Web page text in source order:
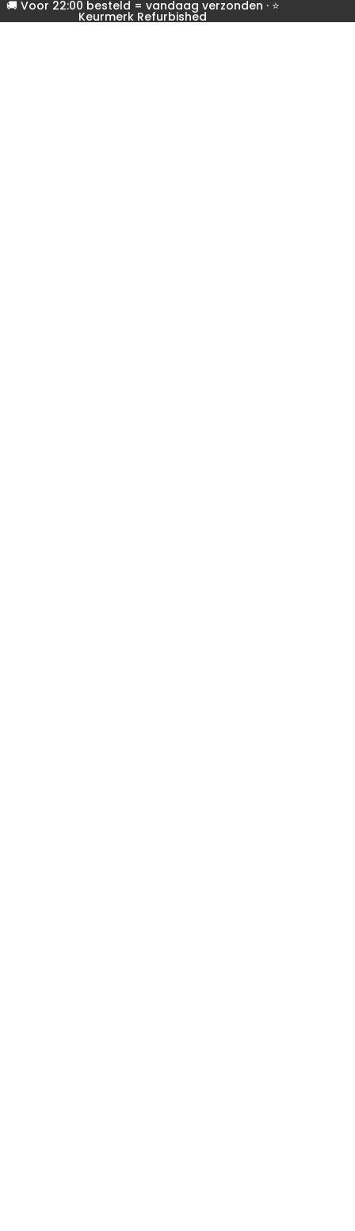
🚚 Voor 22:00 besteld = vandaag verzonden · ⭐
Keurmerk Refurbished